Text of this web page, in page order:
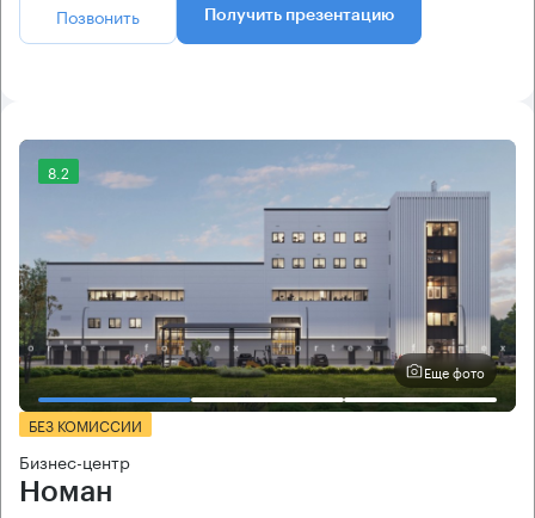
Позвонить Получить презентацию
8.2
Еще фото
БЕЗ КОМИССИИ
Бизнес-центр
Номан